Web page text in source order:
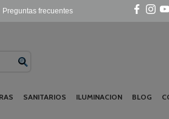
Preguntas frecuentes
SANITARIOS ILUMINACION BLOG